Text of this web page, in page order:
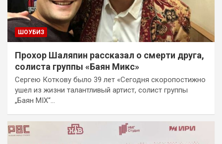
ШОУБИЗ
Прохор Шаляпин рассказал о смерти друга,
солиста группы «Баян Микс»
Сергею Коткову было 39 лет «Сегодня скоропостижно
ушел из жизни талантливый артист, солист группы
„Баян MIX“…